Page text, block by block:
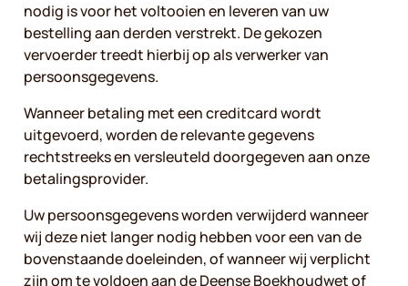
nodig is voor het voltooien en leveren van uw
bestelling aan derden verstrekt. De gekozen
vervoerder treedt hierbij op als verwerker van
persoonsgegevens.
Wanneer betaling met een creditcard wordt
uitgevoerd, worden de relevante gegevens
rechtstreeks en versleuteld doorgegeven aan onze
betalingsprovider.
Uw persoonsgegevens worden verwijderd wanneer
wij deze niet langer nodig hebben voor een van de
bovenstaande doeleinden, of wanneer wij verplicht
zijn om te voldoen aan de Deense Boekhoudwet of